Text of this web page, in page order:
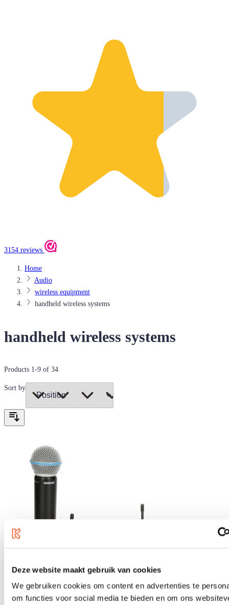
Deze website maakt gebruik van cookies
We gebruiken cookies om content en advertenties te
om functies voor social media te bieden en om ons
3154 reviews
Home
Audio
wireless equipment
handheld wireless systems
handheld wireless systems
Products 1-9 of 34
Sort by